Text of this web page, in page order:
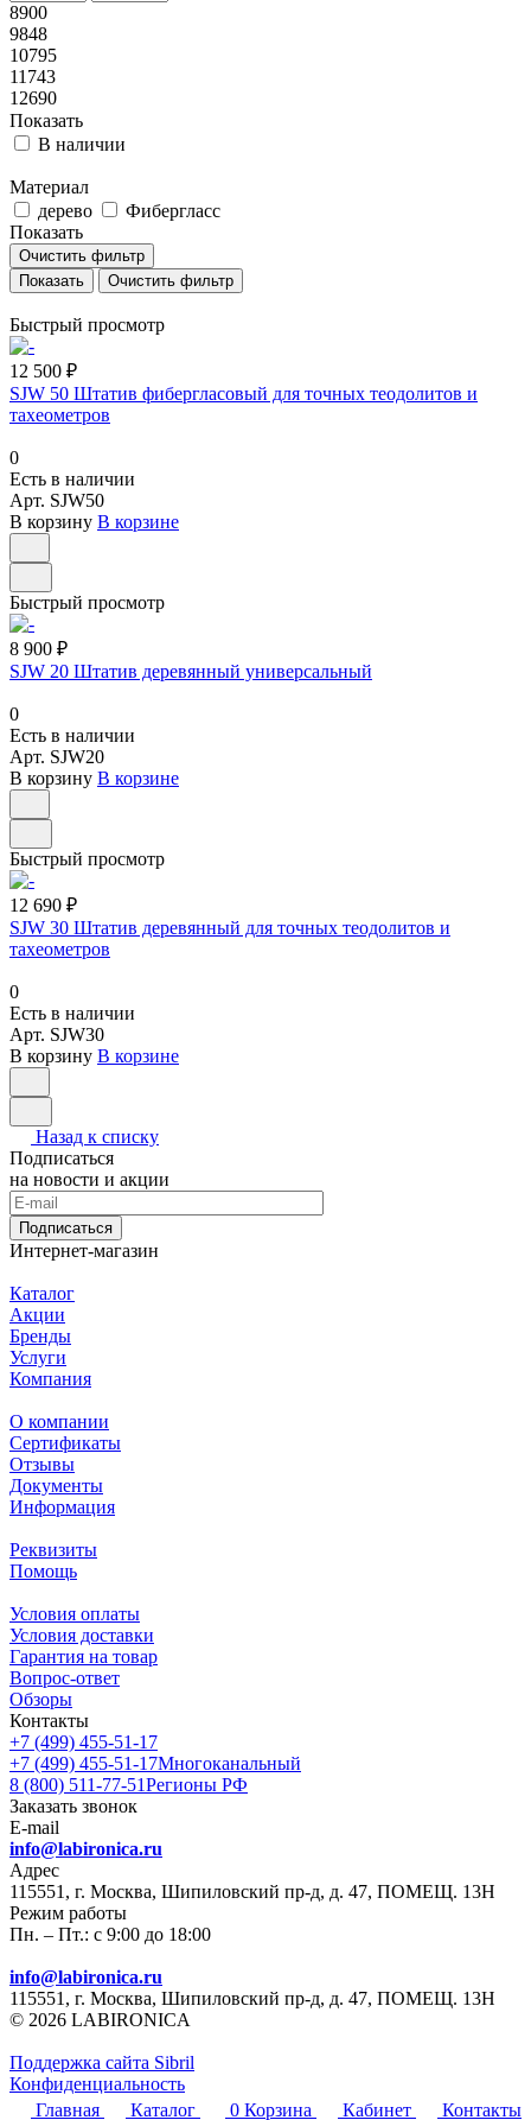
8900
9848
10795
11743
12690
Показать
В наличии
Материал
дерево
Фибергласс
Показать
Очистить фильтр
Очистить фильтр
Быстрый просмотр
12 500 ₽
SJW 50 Штатив фибергласовый для точных теодолитов и
тахеометров
0
Есть в наличии
Арт. SJW50
В корзину В корзине
Быстрый просмотр
8 900 ₽
SJW 20 Штатив деревянный универсальный
0
Есть в наличии
Арт. SJW20
В корзину В корзине
Быстрый просмотр
12 690 ₽
SJW 30 Штатив деревянный для точных теодолитов и
тахеометров
0
Есть в наличии
Арт. SJW30
В корзину В корзине
Назад к списку
Подписаться
на новости и акции
Подписаться
Интернет-магазин
Каталог
Акции
Бренды
Услуги
Компания
О компании
Сертификаты
Отзывы
Документы
Информация
Реквизиты
Помощь
Условия оплаты
Условия доставки
Гарантия на товар
Вопрос-ответ
Обзоры
Контакты
+7 (499) 455-51-17
+7 (499) 455-51-17Многоканальный
8 (800) 511-77-51Регионы РФ
Заказать звонок
E-mail
info@labironica.ru
Адрес
115551, г. Москва, Шипиловский пр-д, д. 47, ПОМЕЩ. 13Н
Режим работы
Пн. – Пт.: с 9:00 до 18:00
info@labironica.ru
115551, г. Москва, Шипиловский пр-д, д. 47, ПОМЕЩ. 13Н
© 2026 LABIRONICA
Поддержка сайта Sibril
Конфиденциальность
Главная
Каталог 0 Корзина Кабинет Контакты